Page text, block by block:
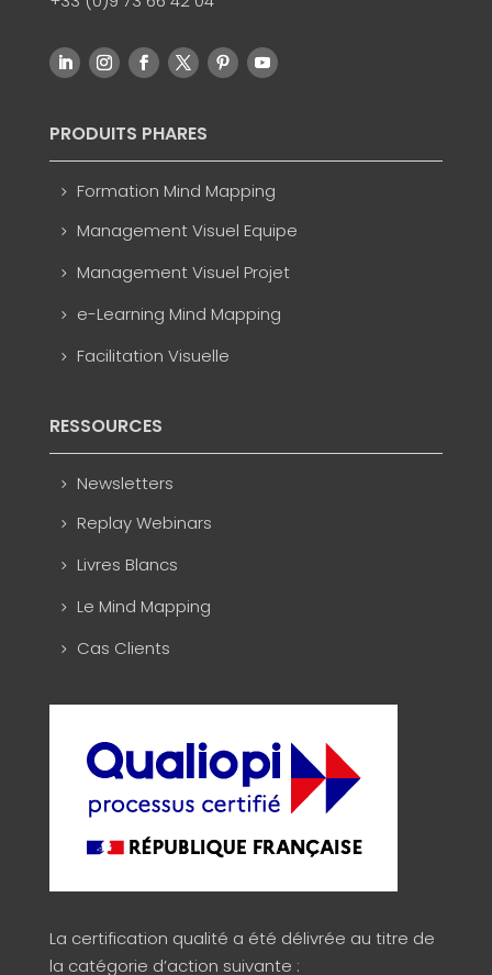
PRODUITS PHARES
Formation Mind Mapping
Management Visuel Equipe
Management Visuel Projet
e-Learning Mind Mapping
Facilitation Visuelle
RESSOURCES
Newsletters
Replay Webinars
Livres Blancs
Le Mind Mapping
Cas Clients
La certification qualité a été délivrée au titre de
la catégorie d’action suivante :